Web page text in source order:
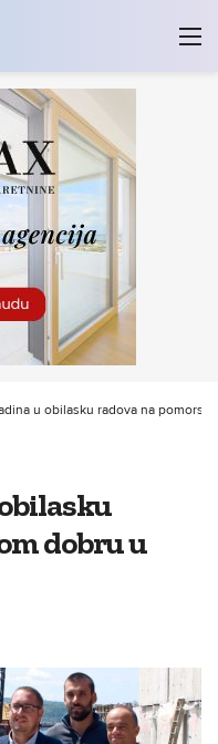
u obilasku radova na
dobru u